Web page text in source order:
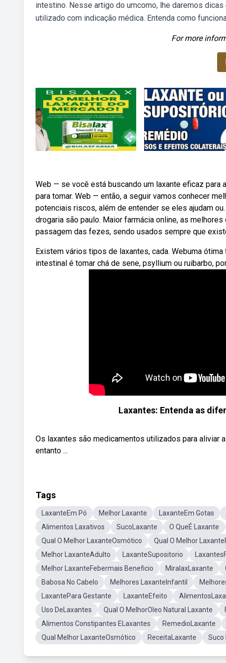
intestino. Nesse artigo do umcomo, lhe daremos
utilizado com indicação médica. Entenda como
For more
Web — se você está buscando um laxante eficaz para
para tomar. Web — então, a seguir vamos conhecer
potenciais riscos, além de entender se eles ajudam
drogaria são paulo. Maior farmácia online, as
passagem das fezes, sendo usados sempre que
Existem vários tipos de laxantes, cada. Webuma
intestinal é tomar chá de sene, psyllium ou ruibarbo,
Laxantes: Entenda as
Os laxantes são medicamentos utilizados para aliviar
entanto ...
Tags
LaxanteEm Pó Melhor Laxante LaxanteEm Gotas
Alimentos Laxativos
SucoLaxante O QueÉ Laxante
Qual O Melhor LaxanteOsmótico
Qual O Melhor
Melhor LaxanteAdulto
LaxanteSupositorio
Melhor LaxanteFebermais Beneficio
MiralaxLaxante
Babosa No Cabelo
Melhores LaxanteInfantil
LaxantePara Gestante
LaxanteEfeito
Uso DeLaxantes
Qual O MelhorOleo Natural Laxante
Alimentos Constipantes ELaxantes
RemedioLaxante
Qual Melhor LaxanteOsmótico
ReceitaLaxante Suco